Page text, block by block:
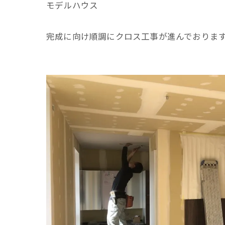
モデルハウス
完成に向け順調にクロス工事が進んでおりま